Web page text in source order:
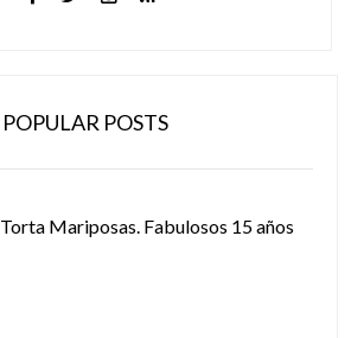
POPULAR POSTS
Torta Mariposas. Fabulosos 15 años